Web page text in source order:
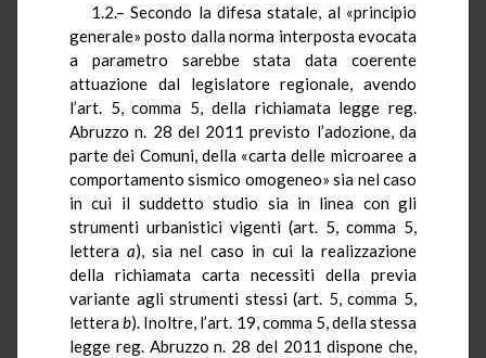
1.2.– Secondo la difesa statale, al «principio
generale» posto dalla norma interposta evocata
a parametro sarebbe stata data coerente
attuazione dal legislatore regionale, avendo
l’art. 5, comma 5, della richiamata legge reg.
Abruzzo n. 28 del 2011 previsto l’adozione, da
parte dei Comuni, della «carta delle microaree a
comportamento sismico omogeneo» sia nel caso
in cui il suddetto studio sia in linea con gli
strumenti urbanistici vigenti (art. 5, comma 5,
letteraa), sia nel caso in cui la realizzazione
della richiamata carta necessiti della previa
variante agli strumenti stessi (art. 5, comma 5,
letterab). Inoltre, l’art. 19, comma 5, della stessa
legge reg. Abruzzo n. 28 del 2011 dispone che,